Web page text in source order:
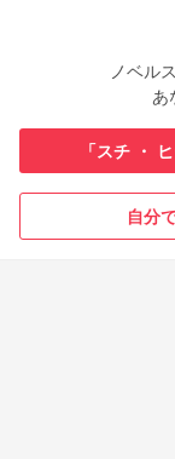
ノベル
あ
「スチ ・
自分